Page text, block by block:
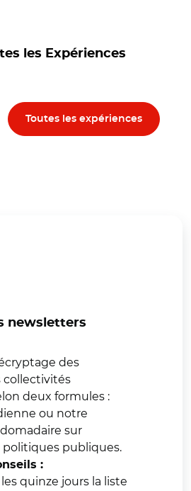
les Expériences
fenêtre)
Toutes les expériences
newsletters
des
collectivités
deux formules :
ou notre
sur
politiques publiques.
:
quinze jours la liste